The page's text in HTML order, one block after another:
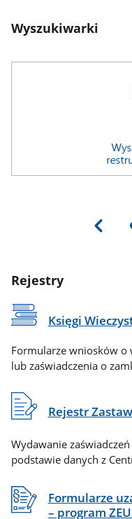
Wyszukiwarki
Rejestry
Księgi
Formularze wniosków o
lub zaświadczenia o
Rejestr
Wydawanie
podstawie danych z
Formularze
– program